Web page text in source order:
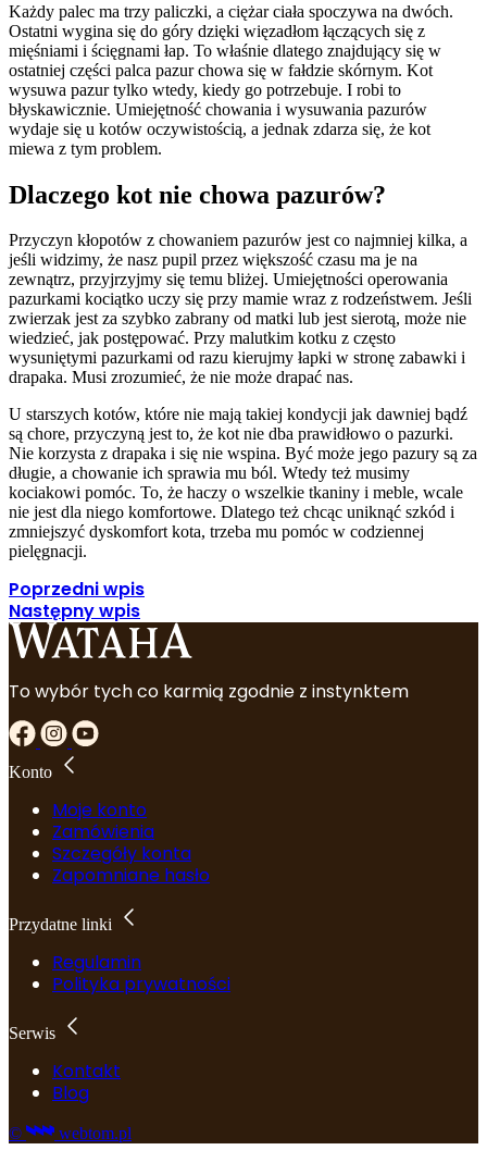
Każdy palec ma trzy paliczki, a ciężar ciała spoczywa na dwóch.
Ostatni wygina się do góry dzięki więzadłom łączących się z
mięśniami i ścięgnami łap. To właśnie dlatego znajdujący się w
ostatniej części palca pazur chowa się w fałdzie skórnym. Kot
wysuwa pazur tylko wtedy, kiedy go potrzebuje. I robi to
błyskawicznie. Umiejętność chowania i wysuwania pazurów
wydaje się u kotów oczywistością, a jednak zdarza się, że kot
miewa z tym problem.
Dlaczego kot nie chowa pazurów?
Przyczyn kłopotów z chowaniem pazurów jest co najmniej kilka, a
jeśli widzimy, że nasz pupil przez większość czasu ma je na
zewnątrz, przyjrzyjmy się temu bliżej. Umiejętności operowania
pazurkami kociątko uczy się przy mamie wraz z rodzeństwem. Jeśli
zwierzak jest za szybko zabrany od matki lub jest sierotą, może nie
wiedzieć, jak postępować. Przy malutkim kotku z często
wysuniętymi pazurkami od razu kierujmy łapki w stronę zabawki i
drapaka. Musi zrozumieć, że nie może drapać nas.
U starszych kotów, które nie mają takiej kondycji jak dawniej bądź
są chore, przyczyną jest to, że kot nie dba prawidłowo o pazurki.
Nie korzysta z drapaka i się nie wspina. Być może jego pazury są za
długie, a chowanie ich sprawia mu ból. Wtedy też musimy
kociakowi pomóc. To, że haczy o wszelkie tkaniny i meble, wcale
nie jest dla niego komfortowe. Dlatego też chcąc uniknąć szkód i
zmniejszyć dyskomfort kota, trzeba mu pomóc w codziennej
pielęgnacji.
Poprzedni wpis
Następny wpis
To wybór tych co karmią zgodnie z instynktem
Konto
Moje konto
Zamówienia
Szczegóły konta
Zapomniane hasło
Przydatne linki
Regulamin
Polityka prywatności
Serwis
Kontakt
Blog
© webtom.pl